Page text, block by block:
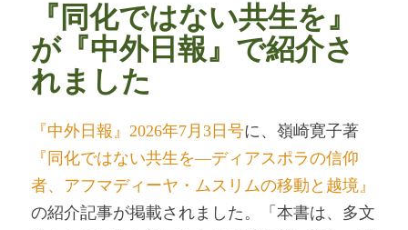
『同化ではない共生を』
が『中外日報』で紹介さ
れました
『中外日報』2026年7月3日号に、嶺崎寛子著
『同化ではない共生を―ディアスポラの信仰
者、アフマディーヤ・ムスリムの移動と越境』
の紹介記事が掲載されました。「本書は、多文